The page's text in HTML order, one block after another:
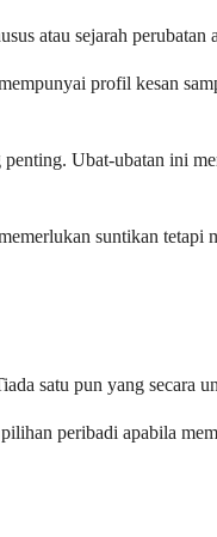
atau sejarah perubatan
profil kesan
Ubat-ubatan ini
suntikan tetapi
satu pun yang secara
peribadi apabila